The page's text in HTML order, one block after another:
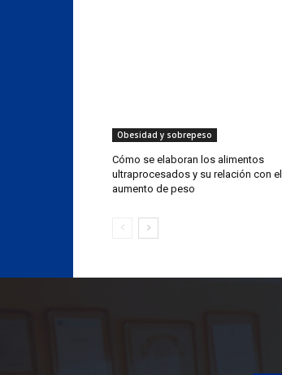
Obesidad y sobrepeso
Cómo se elaboran los alimentos
ultraprocesados y su relación con el
aumento de peso